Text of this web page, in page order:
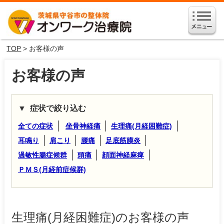
TOP > お客様の声
お客様の声
症状で絞り込む
全ての症状 坐骨神経痛
生理痛(月経困難症)
耳鳴り
肩こり 腰痛
足底筋膜炎
過敏性腸症候群
頭痛
顔面神経麻痺
ＰＭＳ(月経前症候群)
生理痛(月経困難症)のお客様の声